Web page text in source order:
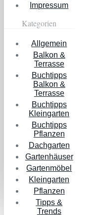
Impressum
Kategorien
Allgemein
Balkon &
Terrasse
Buchtipps
Balkon &
Terrasse
Buchtipps
Kleingarten
Buchtipps
Pflanzen
Dachgarten
Gartenhäuser
Gartenmöbel
Kleingarten
Pflanzen
Tipps &
Trends